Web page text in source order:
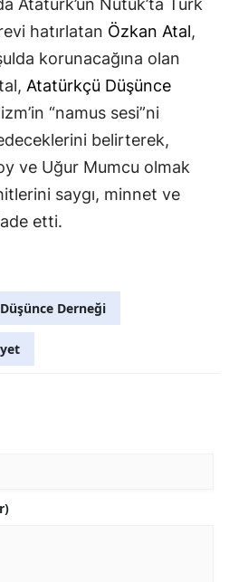
Atatürk’ün Nutuk’ta Türk
hatırlatan Özkan Atal,
korunacağına olan
Atatürkçü Düşünce
“namus sesi”ni
belirterek,
ve Uğur Mumcu olmak
saygı, minnet ve
etti.
Derneği